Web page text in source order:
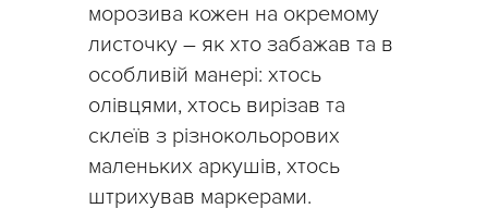
морозива кожен на окремому
листочку – як хто забажав та в
особливій манері: хтось
олівцями, хтось вирізав та
склеїв з різнокольорових
маленьких аркушів, хтось
штрихував маркерами.